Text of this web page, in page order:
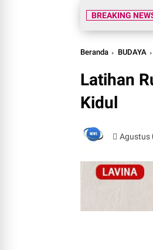
BREAKING
Beranda BUDAYA
Latihan
Kidul
Agustus